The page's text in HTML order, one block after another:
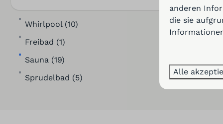
Teilweise umzäunter Garten (6)
Ladestation für Elektroautos (5)
BBQ (elektrisch) (3)
Garten (18)
Balkon (6)
Whirlpool (10)
Freibad (1)
Sauna (19)
Sprudelbad (5)
anderen
die sie
Alle